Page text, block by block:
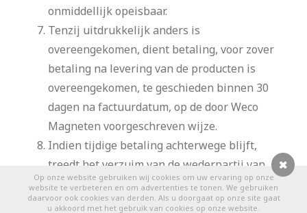
0
onmiddellijk opeisbaar.
Tenzij uitdrukkelijk anders is
overeengekomen, dient betaling, voor zover
betaling na levering van de producten is
overeengekomen, te geschieden binnen 30
dagen na factuurdatum, op de door Weco
Magneten voorgeschreven wijze.
Indien tijdige betaling achterwege blijft,
treedt het verzuim van de wederpartij van
rechtswege in. Vanaf de dag dat het verzuim
intreedt, is de wederpartij over het
Op onze website gebruiken wij cookies om uw ervaring op onze
website te verbeteren en om advertenties te tonen. We gebruiken
daarvoor ook cookies van derden. Als u doorgaat op onze site gaat
u akkoord met het gebruik van cookies op onze website.